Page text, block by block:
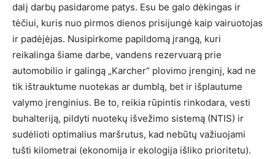
dalį darbų pasidarome patys. Esu be galo dėkingas ir
tėčiui, kuris nuo pirmos dienos prisijungė kaip vairuotojas
ir padėjėjas. Nusipirkome papildomą įrangą, kuri
reikalinga šiame darbe, vandens rezervuarą prie
automobilio ir galingą „Karcher“ plovimo įrenginį, kad ne
tik ištrauktume nuotekas ar dumblą, bet ir išplautume
valymo įrenginius. Be to, reikia rūpintis rinkodara, vesti
buhalteriją, pildyti nuotekų išvežimo sistemą (NTIS) ir
sudėlioti optimalius maršrutus, kad nebūtų važiuojami
tušti kilometrai (ekonomija ir ekologija išliko prioritetu).